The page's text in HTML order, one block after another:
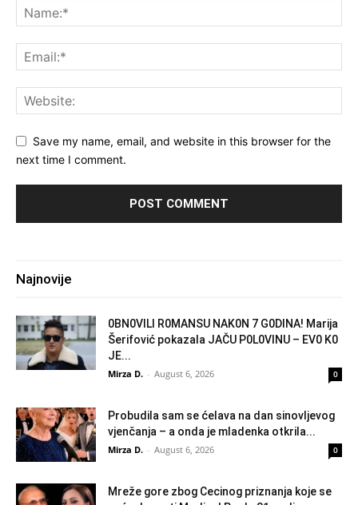
Save my name, email, and website in this browser for the
next time I comment.
Najnovije
0BN0VlLl R0MANSU NAK0N 7 G0DlNA! Marija
Šerifović pokazala JAČU P0L0VINU – EV0 K0
JE...
Mirza D. - August 6, 2026 0
Probudila sam se ćelava na dan sinovljevog
vjenčanja – a onda je mladenka otkrila...
Mirza D. - August 6, 2026 0
Mreže gore zbog Cecinog priznanja koje se